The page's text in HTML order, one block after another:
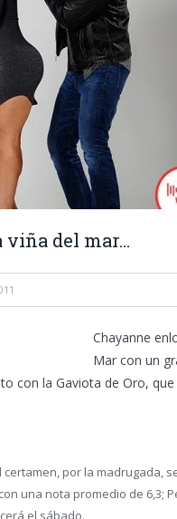
del mar…
Chayanne
Mar con un
con la Gaviota de Oro,
certamen, por la madrugada,
una nota promedio de 6,3;
el sábado.